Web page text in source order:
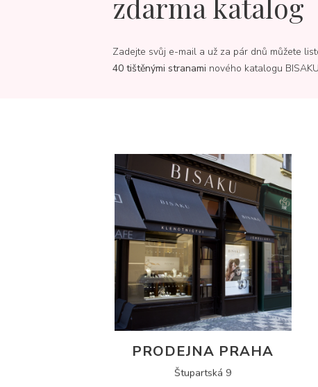
zdarma katalog
Zadejte svůj e-mail a už za pár dnů můžete
40 tištěnými stranami nového katalogu
PRODEJNA PRAHA
Štupartská 9